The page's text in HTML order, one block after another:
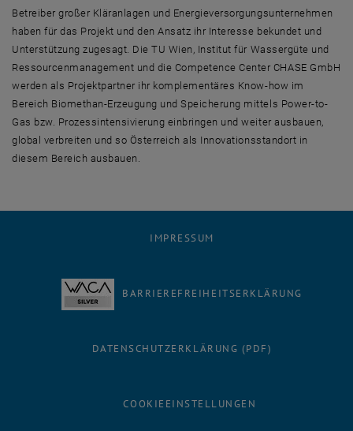
Betreiber großer Kläranlagen und Energieversorgungsunternehmen
haben für das Projekt und den Ansatz ihr Interesse bekundet und
Unterstützung zugesagt. Die TU Wien, Institut für Wassergüte und
Ressourcenmanagement und die Competence Center CHASE GmbH
werden als Projektpartner ihr komplementäres Know-how im
Bereich Biomethan-Erzeugung und Speicherung mittels Power-to-
Gas bzw. Prozessintensivierung einbringen und weiter ausbauen,
global verbreiten und so Österreich als Innovationsstandort in
diesem Bereich ausbauen.
IMPRESSUM
BARRIEREFREIHEITSERKLÄRUNG
DATENSCHUTZERKLÄRUNG (PDF)
COOKIEEINSTELLUNGEN